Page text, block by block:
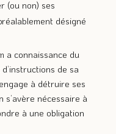
(ou non) ses
désigné
a connaissance du
de sa
à détruire ses
s’avère nécessaire à
à une obligation